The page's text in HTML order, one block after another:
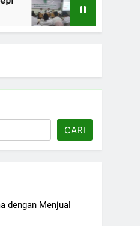
Juli 15, 2026
CARI
dengan Menjual